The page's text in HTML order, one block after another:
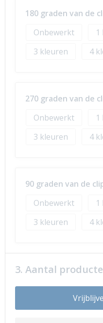
180 graden van de
Onbewerkt
1
3
4
270 graden van de
Onbewerkt
1
3
4
90 graden van de
Onbewerkt
1
3
4
3. Aantal